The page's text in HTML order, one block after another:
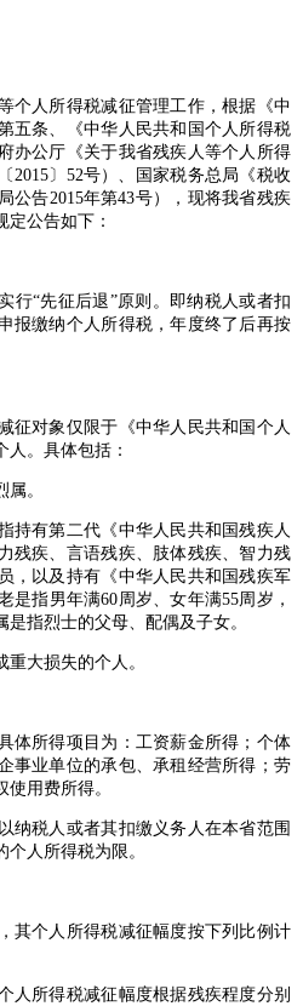
人所得税减征管理工作，根据《中
五条、《中华人民共和国个人所得税
办公厅《关于我省残疾人等个人所得
2015〕52号）、国家税务总局《税收
公告2015年第43号），现将我省残疾
定公告如下：
“先征后退”原则。即纳税人或者扣
报缴纳个人所得税，年度终了后再按
对象仅限于《中华人民共和国个人
。具体包括：
。
有第二代《中华人民共和国残疾人
残疾、言语残疾、肢体残疾、智力残
，以及持有《中华人民共和国残疾军
是指男年满60周岁、女年满55周岁，
指烈士的父母、配偶及子女。
大损失的个人。
所得项目为：工资薪金所得；个体
事业单位的承包、承租经营所得；劳
用费所得。
税人或者其扣缴义务人在本省范围
人所得税为限。
个人所得税减征幅度按下列比例计
所得税减征幅度根据残疾程度分别